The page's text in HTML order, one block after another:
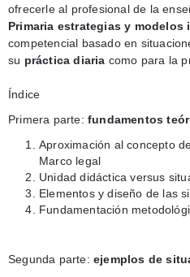
ofrecerle al profesional de la
Primaria estrategias y modelos
competencial basado en
su práctica diaria como para la
Índice
Primera parte: fundamentos
Aproximación al concepto
Marco legal
Unidad didáctica versus
Elementos y diseño de las
Fundamentación
Segunda parte: ejemplos de